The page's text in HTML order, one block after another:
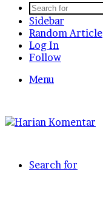
Sidebar
Random Article
Log In
Follow
Menu
Search for